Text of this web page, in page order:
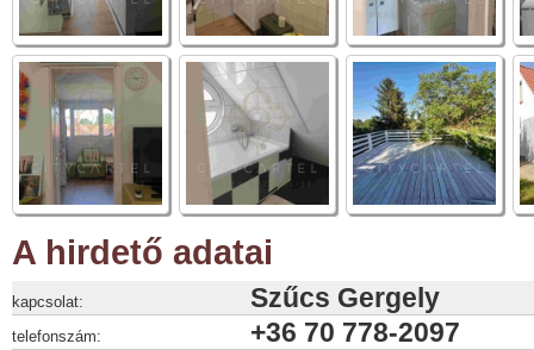
A hirdető adatai
kapcsolat: Szűcs Gergely
telefonszám: +36 70 778-2097